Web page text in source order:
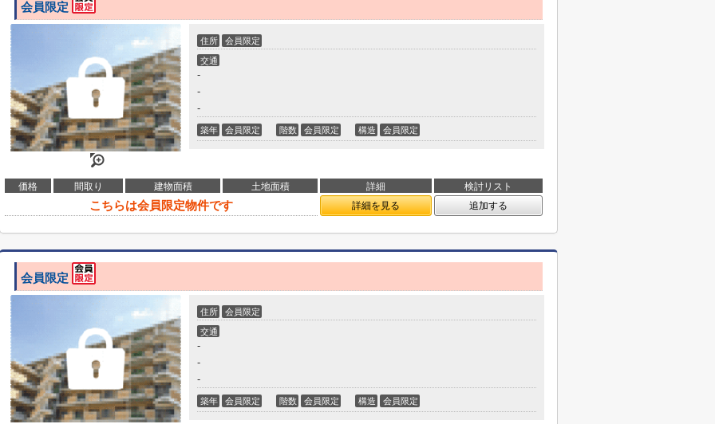
会員限定
住所 会員限定
交通
-
-
-
築年 会員限定 階数 会員限定 構造 会員限定
価格 間取り 建物面積 土地面積 詳細 検討リスト
こちらは会員限定物件です 詳細を見る 追加する
会員限定
住所 会員限定
交通
-
-
-
築年 会員限定 階数 会員限定 構造 会員限定